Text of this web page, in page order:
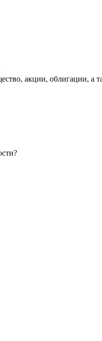
акции, облигации, а